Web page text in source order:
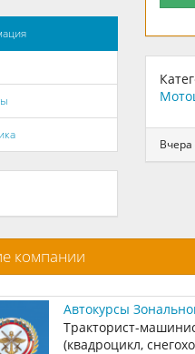
компании
Автокурсы
Подготовки
Тракторист-
(квадроцикл,